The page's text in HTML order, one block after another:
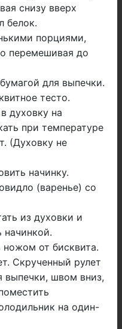
снизу вверх
белок.
порциями,
перемешивая до
для выпечки.
тесто.
духовку на
при температуре
(Духовку не
начинку.
(варенье) со
из духовки и
начинкой.
ножом от бисквита.
Скрученный рулет
выпечки, швом вниз,
на один-